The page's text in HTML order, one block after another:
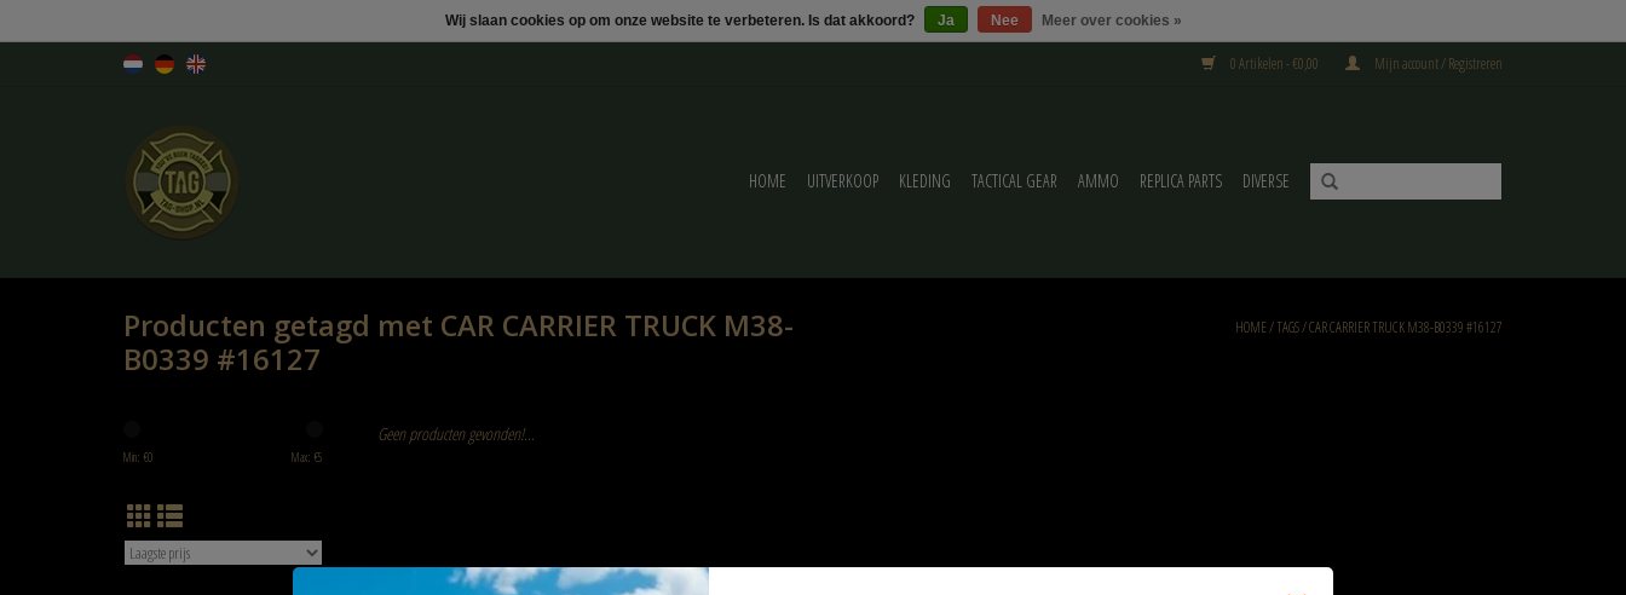
0 Artikelen - €0,00 Mijn account / Registreren
HOME UITVERKOOP KLEDING TACTICAL GEAR AMMO REPLICA PARTS DIVERSE
Producten getagd met CAR CARRIER TRUCK M38-
B0339 #16127
HOME/TAGS/CAR CARRIER TRUCK M38-B0339 #16127
Min: €0 Max: €5
Geen producten gevonden!...
Wij slaan cookies op om onze website te verbeteren. Is dat akkoord? Ja Nee Meer over cookies »